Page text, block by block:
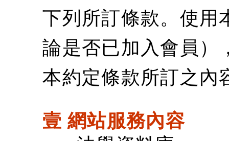
下列所訂條款。使用
論是否已加入會員）
本約定條款所訂之內
壹 網站服務內容